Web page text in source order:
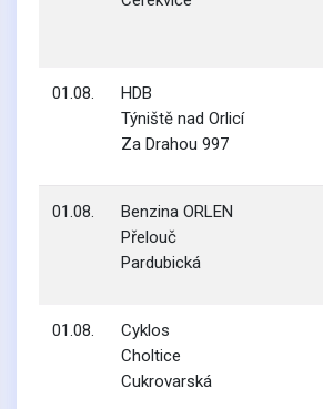
01.08.
HDB
Týniště nad Orlicí
Za Drahou 997
01.08.
Benzina ORLEN
Přelouč
Pardubická
01.08.
Cyklos
Choltice
Cukrovarská